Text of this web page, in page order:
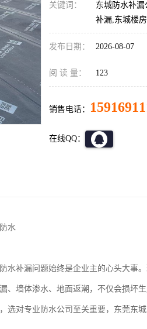
关键词：
东城防水补
补漏,东城楼
发布日期： 2026-08-07
阅 读 量： 123
销售电话：
在线QQ：
水
水补漏问题始终是企业主的心头大事
、墙体渗水、地面返潮，不仅会损坏
选对专业防水公司至关重要，东莞东